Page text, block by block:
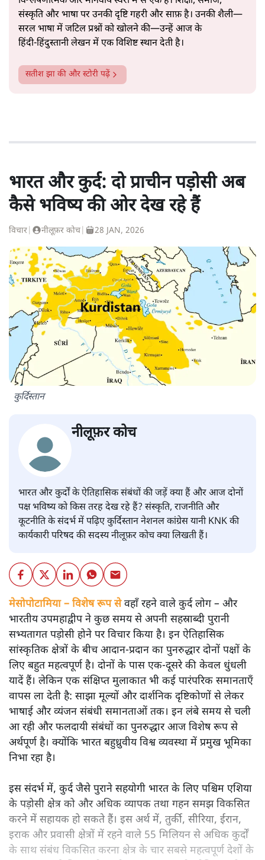
संस्कृति और भाषा पर उनकी दृष्टि गहरी और साफ़ है। उनकी शैली—
सरल भाषा में जटिल प्रश्नों को खोलने की—उन्हें आज के
हिंदी‑हिंदुस्तानी लेखन में एक विशिष्ट स्थान देती है।
सतीश झा की और स्टोरी पढ़ें
भारत और कुर्द: दो प्राचीन पड़ोसी अब
कैसे भविष्य की ओर देख रहे हैं
विचार नीलूफ़र कोच 28 JAN, 2026
कुर्दिस्तान
नीलूफ़र कोच
भारत और कुर्दों के ऐतिहासिक संबंधों की जड़ें क्या हैं और आज दोनों
पक्ष भविष्य को किस तरह देख रहे हैं? संस्कृति, राजनीति और
कूटनीति के संदर्भ में पढ़िए कुर्दिस्तान नेशनल कांग्रेस यानी KNK की
कार्यकारी परिषद की सदस्य नीलूफ़र कोच क्या लिखती हैं।
मेसोपोटामिया – विशेष रूप सेवहाँ रहने वाले कुर्द लोग – और
भारतीय उपमहाद्वीप ने कुछ समय से अपनी सहस्राब्दी पुरानी
सभ्यतागत पड़ोसी होने पर विचार किया है। इन ऐतिहासिक
सांस्कृतिक क्षेत्रों के बीच आदान-प्रदान का पुनरुद्धार दोनों पक्षों के
लिए बहुत महत्वपूर्ण है। दोनों के पास एक-दूसरे की केवल धुंधली
यादें हैं। लेकिन एक संक्षिप्त मुलाकात भी कई पारंपरिक समानताएँ
वापस ला देती है: साझा मूल्यों और दार्शनिक दृष्टिकोणों से लेकर
भाषाई और व्यंजन संबंधी समानताओं तक। इन लंबे समय से चली
आ रही और फलदायी संबंधों का पुनरुद्धार आज विशेष रूप से
अर्थपूर्ण है। क्योंकि भारत बहुध्रुवीय विश्व व्यवस्था में प्रमुख भूमिका
निभा रहा है।
इस संदर्भ में, कुर्द जैसे पुराने सहयोगी भारत के लिए पश्चिम एशिया
के पड़ोसी क्षेत्र को और अधिक व्यापक तथा गहन समझ विकसित
करने में सहायक हो सकते हैं। इस अर्थ में, तुर्की, सीरिया, ईरान,
इराक और प्रवासी क्षेत्रों में रहने वाले 55 मिलियन से अधिक कुर्दों
के साथ संबंध विकसित करना क्षेत्र के चार सबसे महत्वपूर्ण देशों के